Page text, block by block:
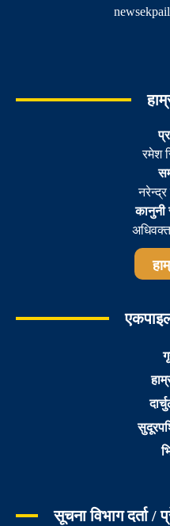
रमेश
नरेन्द्र
कानुनी
सूचना विभाग दर्ता